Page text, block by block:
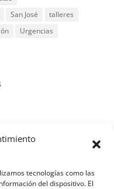
tecnologías como las
del dispositivo. El
San José
talleres
Urgencias